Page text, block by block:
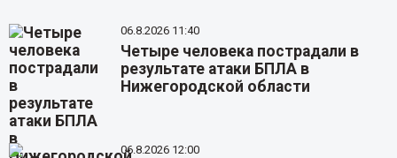
06.8.2026 11:40
Четыре человека пострадали в
результате атаки БПЛА в
Нижегородской области
06.8.2026 12:00